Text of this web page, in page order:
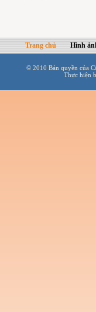
Trang chủ Hình
© 2010 Bản quyền của
Thực hiện